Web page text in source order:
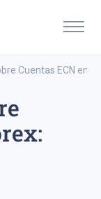
Cuentas ECN en